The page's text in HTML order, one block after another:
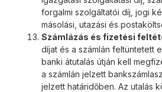
forgalmi szolgáltatói díj, jogi
másolási, utazási és
Számlázás és fizetési
díjat és a számlán feltüntetett
banki átutalás útján kell
a számlán jelzett
jelzett határidőben. Az utalás